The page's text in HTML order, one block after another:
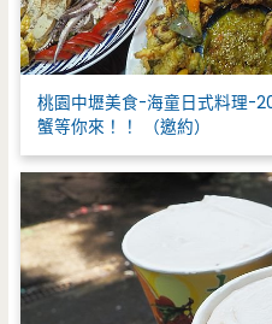
桃園中壢美食-海童日式料理-
蟹等你來！！ （邀約）